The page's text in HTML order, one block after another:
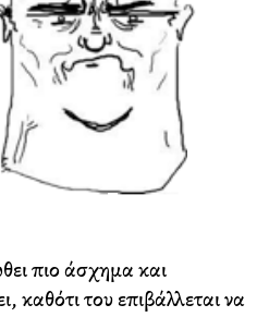
πιο άσχημα και
καθότι του επιβάλλεται να